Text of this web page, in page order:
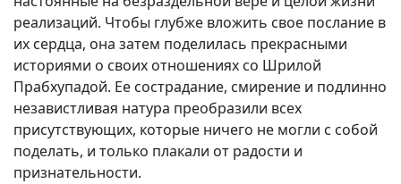
реализаций. Чтобы глубже вложить свое послание в
их сердца, она затем поделилась прекрасными
историями о своих отношениях со Шрилой
Прабхупадой. Ее сострадание, смирение и подлинно
независтливая натура преобразили всех
присутствующих, которые ничего не могли с собой
поделать, и только плакали от радости и
признательности.